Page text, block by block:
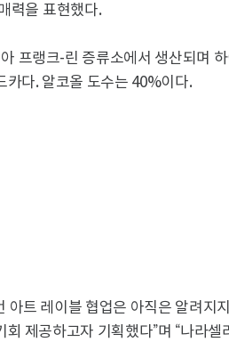
력을 표현했다.
프랭크-린 증류소에서 생산되며
카다. 알코올 도수는 40%이다.
아트 레이블 협업은 아직은 알려지
제공하고자 기획했다”며 “나라